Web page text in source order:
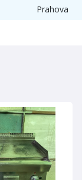
Prahova